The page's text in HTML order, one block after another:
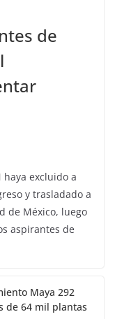
de
haya excluido a
y trasladado a
de México, luego
aspirantes de
Maya 292
de 64 mil plantas